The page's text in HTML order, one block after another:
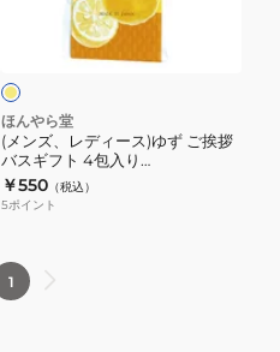
ゆ
ず
ご
挨
拶
ギ
ほんやら堂
(メンズ、レディース)ゆず ご挨拶
バスギフト 4包入り
4991936317699
￥550 （税込）
5ポイント
1